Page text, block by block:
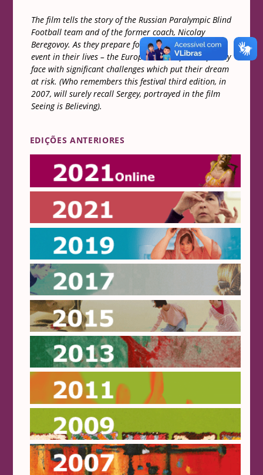
The film tells the story of the Russian Paralympic Blind
Football team and of the former coach, Nicolay
Beregovoy. As they prepare for the most important
event in their lives – the European Championship, they
face with significant challenges which put their dream
at risk. (Who remembers this festival third edition, in
2007, will surely recall Sergey, portrayed in the film
Seeing is Believing).
EDIÇÕES ANTERIORES
Online 2021
2021
2019
2017
2015
2013
2007